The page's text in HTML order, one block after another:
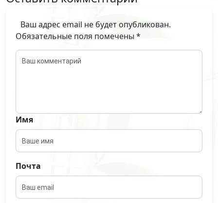
Ваш адрес email не будет опубликован.
Обязательные поля помечены *
Имя
Почта